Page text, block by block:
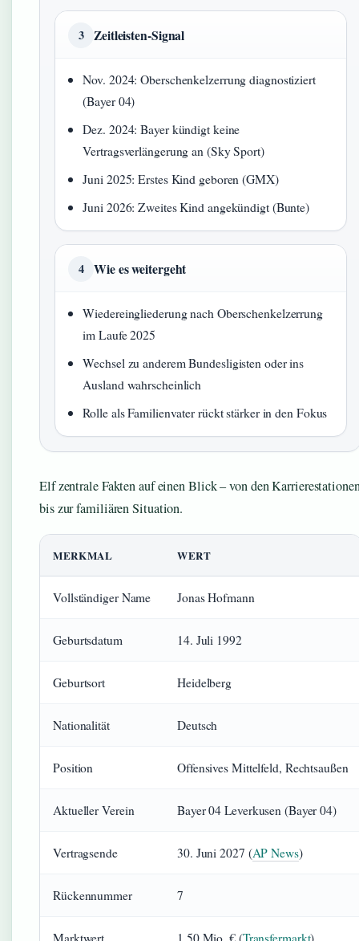
3 Zeitleisten-Signal
Nov. 2024: Oberschenkelzerrung diagnostiziert
(Bayer 04)
Dez. 2024: Bayer kündigt keine
Vertragsverlängerung an (Sky Sport)
Juni 2025: Erstes Kind geboren (GMX)
Juni 2026: Zweites Kind angekündigt (Bunte)
4 Wie es weitergeht
Wiedereingliederung nach Oberschenkelzerrung
im Laufe 2025
Wechsel zu anderem Bundesligisten oder ins
Ausland wahrscheinlich
Rolle als Familienvater rückt stärker in den Fokus
Elf zentrale Fakten auf einen Blick – von den
bis zur familiären Situation.
MERKMAL WERT
Vollständiger Name Jonas Hofmann
Geburtsdatum 14. Juli 1992
Geburtsort Heidelberg
Nationalität Deutsch
Position Offensives Mittelfeld, Rechtsaußen
Aktueller Verein Bayer 04 Leverkusen (Bayer 04)
Vertragsende 30. Juni 2027 (AP News)
Rückennummer 7
Marktwert 1,50 Mio. € (Transfermarkt)